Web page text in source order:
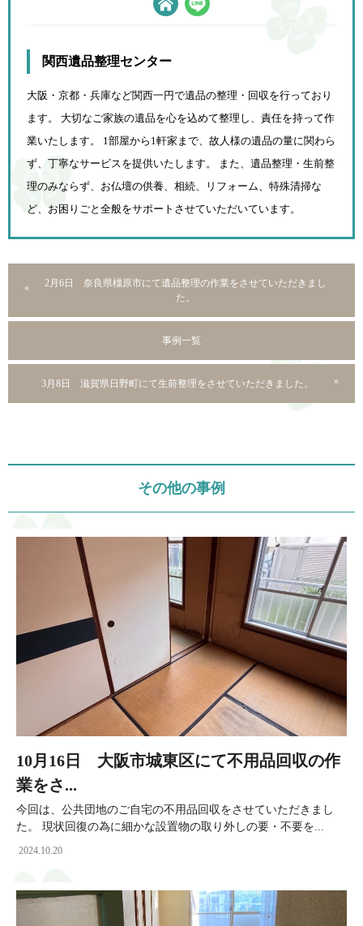
関西遺品整理センター
大阪・京都・兵庫など関西一円で遺品の整理・回収を行っており
ます。 大切なご家族の遺品を心を込めて整理し、責任を持って作
業いたします。 1部屋から1軒家まで、故人様の遺品の量に関わら
ず、 丁寧なサービスを提供いたします。 また、遺品整理・生前整
理のみならず、お仏壇の供養、相続、
リフォーム、特殊清掃な
ど、お困りごと全般をサポートさせていただいています。
2月6日 奈良県橿原市にて遺品整理の作業をさせていただきまし
た。
事例一覧
3月8日 滋賀県日野町にて生前整理をさせていただきました。
その他の事例
10月16日 大阪市城東区にて不用品回収の作
業をさ...
今回は、公共団地のご自宅の不用品回収をさせていただきまし
た。 現状回復の為に細かな設置物の取り外しの要・不要を...
2024.10.20